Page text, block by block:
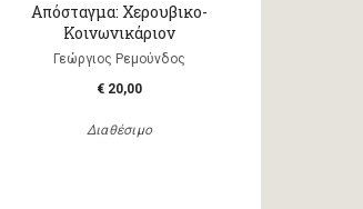
Απόσταγμα: Χερουβικο-
Κοινωνικάριον
Γεώργιος Ρεμούνδος
€ 20,00
Διαθέσιμο